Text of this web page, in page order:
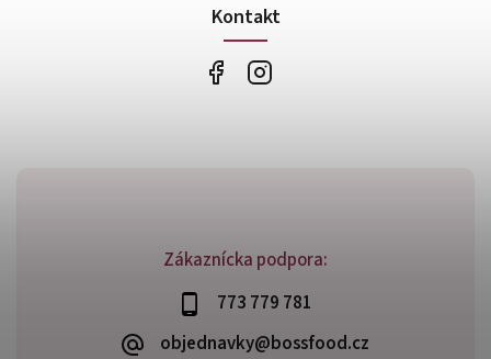
Zákaznícka podpora:
773 779 781
objednavky@bossfood.cz
Kontakt